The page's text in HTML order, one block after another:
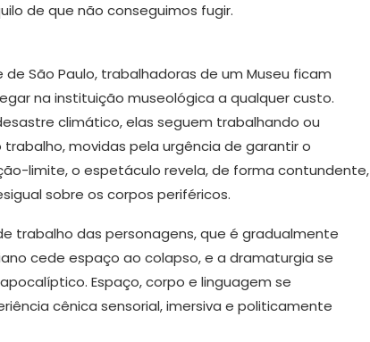
de que não conseguimos fugir.
São Paulo, trabalhadoras de um Museu ficam
na instituição museológica a qualquer custo.
climático, elas seguem trabalhando ou
movidas pela urgência de garantir o
limite, o espetáculo revela, de forma contundente,
sobre os corpos periféricos.
trabalho das personagens, que é gradualmente
cede espaço ao colapso, e a dramaturgia se
Espaço, corpo e linguagem se
cênica sensorial, imersiva e politicamente